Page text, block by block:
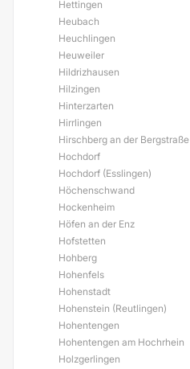
Hettingen
Heubach
Heuchlingen
Heuweiler
Hildrizhausen
Hilzingen
Hinterzarten
Hirrlingen
Hirschberg an der Bergstraße
Hochdorf
Hochdorf (Esslingen)
Höchenschwand
Hockenheim
Höfen an der Enz
Hofstetten
Hohberg
Hohenfels
Hohenstadt
Hohenstein (Reutlingen)
Hohentengen
Hohentengen am Hochrhein
Holzgerlingen